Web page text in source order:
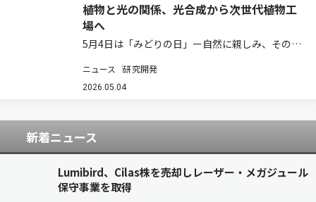
植物と光の関係、光合成から次世代植物工
場へ
5月4日は「みどりの日」ー自然に親しみ、その恩
る機会でもある。植物の成長を支えているものの
一つが「光」である。太陽光を受けた植物は、光
ニュース 研究開発
2026.05.04
新着ニュース
Lumibird、Cilas株を売却しレーザー・メガジュール
保守事業を取得